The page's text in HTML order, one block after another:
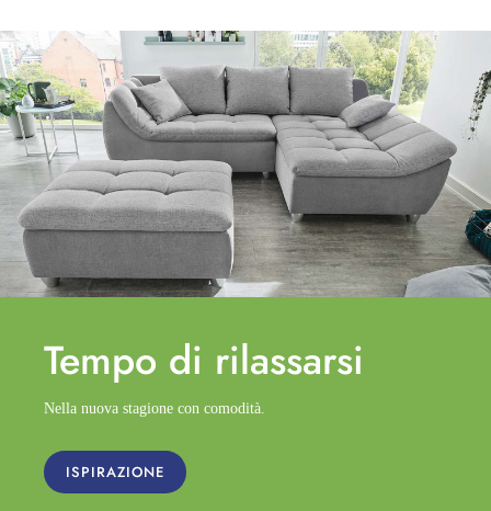
Tempo di rilassarsi
Nella nuova stagione con comodità.
ISPIRAZIONE